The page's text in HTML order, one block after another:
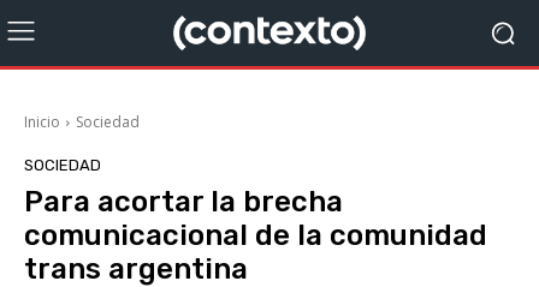
Inicio Sociedad
SOCIEDAD
Para acortar la brecha
comunicacional de la comunidad
trans argentina